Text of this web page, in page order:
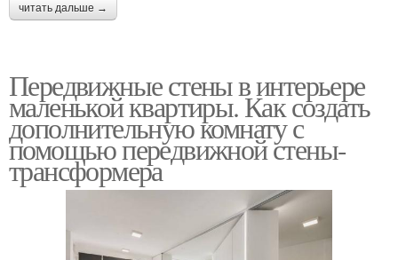
читать дальше →
Передвижные стены в интерьере
маленькой квартиры. Как создать
дополнительную комнату с
помощью передвижной стены-
трансформера